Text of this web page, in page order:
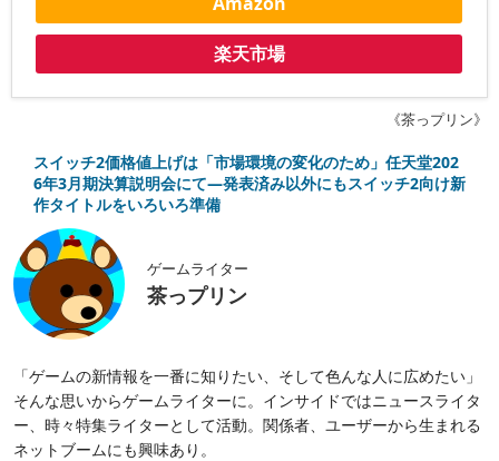
楽天市場
《茶っプリン》
スイッチ2価格値上げは「市場環境の変化のため」任天堂202
6年3月期決算説明会にて―発表済み以外にもスイッチ2向け新
作タイトルをいろいろ準備
ゲームライター
茶っプリン
「ゲームの新情報を一番に知りたい、そして色んな人に広めたい」
そんな思いからゲームライターに。インサイドではニュースライタ
ー、時々特集ライターとして活動。関係者、ユーザーから生まれる
ネットブームにも興味あり。